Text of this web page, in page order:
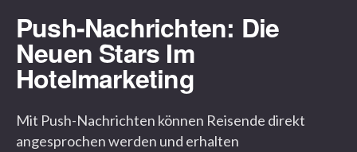
Push-Nachrichten: Die
Neuen Stars Im
Hotelmarketing
Mit Push-Nachrichten können Reisende direkt
angesprochen werden und erhalten